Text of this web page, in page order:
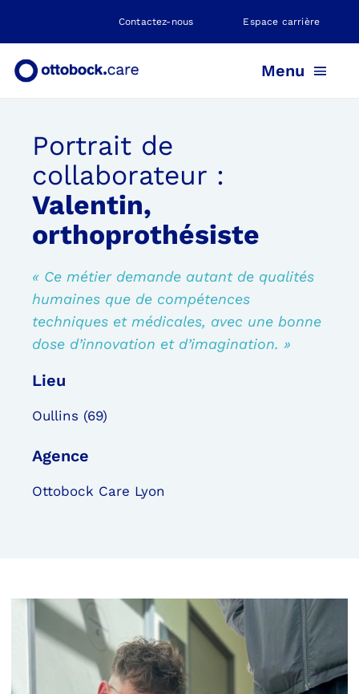
Contactez-nous Espace carrière
Menu
PROTHÈSE
ORTHÈSE
POSITIONNEMENT
NEUROMOBILITÉ
NOS AGENCES
NOTRE RÉSEAU
Portrait de
collaborateur :
Valentin,
orthoprothésiste
« Ce métier demande autant de qualités
humaines que de compétences
techniques et médicales, avec une bonne
dose d’innovation et d’imagination. »
Lieu
Oullins (69)
Agence
Ottobock Care Lyon